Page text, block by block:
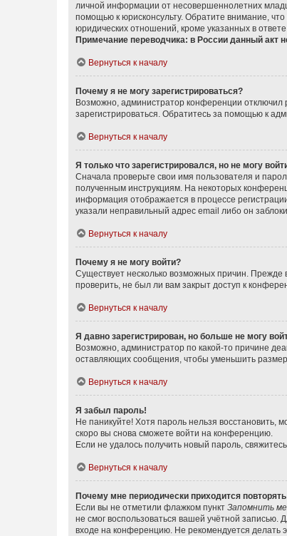
личной информации от несовершеннолетних
помощью к юрисконсульту. Обратите внимание,
юридических отношений, кроме указанных в
Примечание переводчика: в России данный акт
Вернуться к началу
Почему я не могу зарегистрироваться?
Возможно, администратор конференции отключил
зарегистрироваться. Обратитесь за помощью к
Вернуться к началу
Я только что зарегистрировался, но не могу
Сначала проверьте свои имя пользователя и
полученным инструкциям. На некоторых
информация отображается в процессе
указали неправильный адрес email либо он
Вернуться к началу
Почему я не могу войти?
Существует несколько возможных причин. Прежде
проверить, не был ли вам закрыт доступ к
Вернуться к началу
Я давно зарегистрирован, но больше не могу
Возможно, администратор по какой-то причине
оставляющих сообщения, чтобы уменьшить размер
Вернуться к началу
Я забыл пароль!
Не паникуйте! Хотя пароль нельзя восстановить,
скоро вы снова сможете войти на конференцию.
Если не удалось получить новый пароль,
Вернуться к началу
Почему мне периодически приходится
Если вы не отметили флажком пункт Запомнить
не смог воспользоваться вашей учётной
входе на конференцию. Не рекомендуется делать